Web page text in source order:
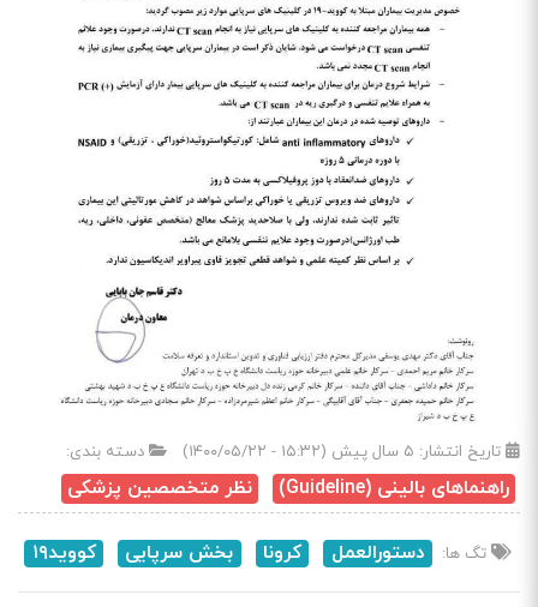
تاریخ انتشار: ۵ سال پیش (۱۵:۳۲ - ۱۴۰۰/۰۵/۲۲) دسته بندی:
راهنماهای بالینی (Guideline) نظر متخصصین پزشکی
تگ ها: دستورالعمل کرونا بخش سرپایی کووید۱۹